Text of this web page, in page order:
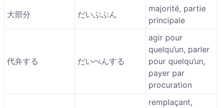
大部分 だいぶぶん
majorité, partie
principale
代弁する だいべんする
agir pour
quelqu’un, parler
pour quelqu’un,
payer par
procuration
remplaçant,